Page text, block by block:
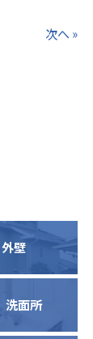
次へ »
壁
洗面所